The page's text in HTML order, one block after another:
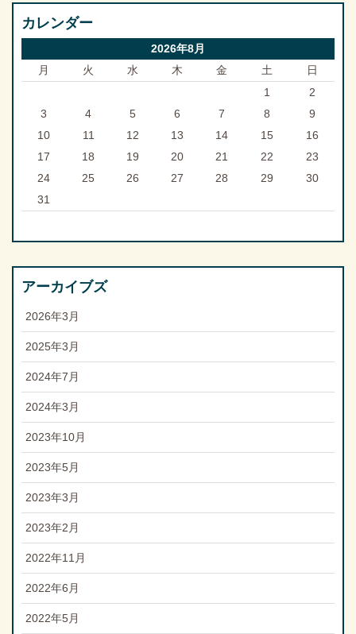
カレンダー
2026年8月
月
火 水 木 金 土
日
1
2
3
4 5 6 7 8
9
10
11 12 13 14 15
16
17
18 19 20 21 22
23
24
25 26 27 28 29
30
31
アーカイブズ
2026年3月
2025年3月
2024年7月
2024年3月
2023年10月
2023年5月
2023年3月
2023年2月
2022年11月
2022年6月
2022年5月